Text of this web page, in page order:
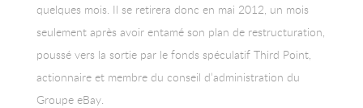
quelques mois. Il se retirera donc en mai 2012, un mois
seulement après avoir entamé son plan de restructuration,
poussé vers la sortie par le fonds spéculatif Third Point,
actionnaire et membre du conseil d’administration du
Groupe eBay.